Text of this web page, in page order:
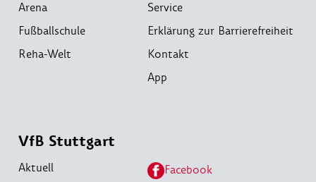
Arena
Fußballschule
Reha-Welt
Service
Erklärung zur Barrierefreiheit
Kontakt
App
VfB Stuttgart
Aktuell
Facebook